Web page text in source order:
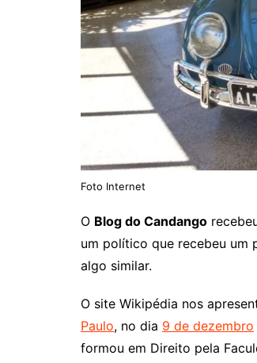
Foto Internet
O Blog do Candango
um político que recebeu um
algo similar.
O site Wikipédia nos
Paulo, no dia 9 de dezembro
formou em Direito pela